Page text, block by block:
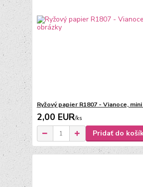
Ryžový papier R1807 - Vianoce,
2,00 EUR/ks
Pridať do